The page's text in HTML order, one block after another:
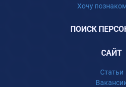
Хочу
ПОИСК
САЙТ
Статьи